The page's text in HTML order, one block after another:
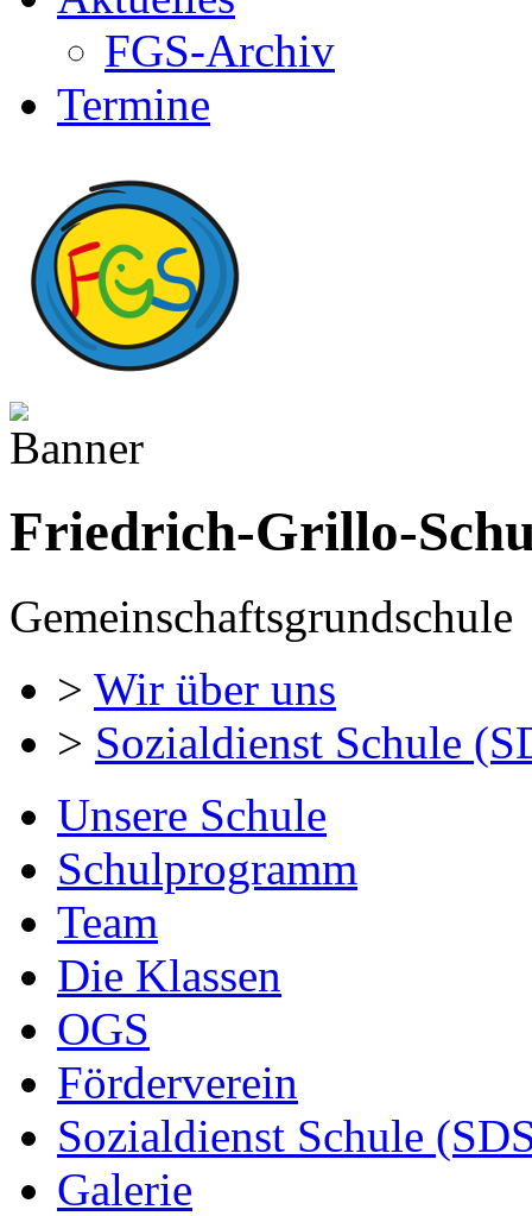
FGS-Archiv
Termine
Friedrich-Grillo-
Gemeinschaftsgrundschule
> Wir über uns
> Sozialdienst Schule
Unsere Schule
Schulprogramm
Team
Die Klassen
OGS
Förderverein
Sozialdienst Schule
Galerie